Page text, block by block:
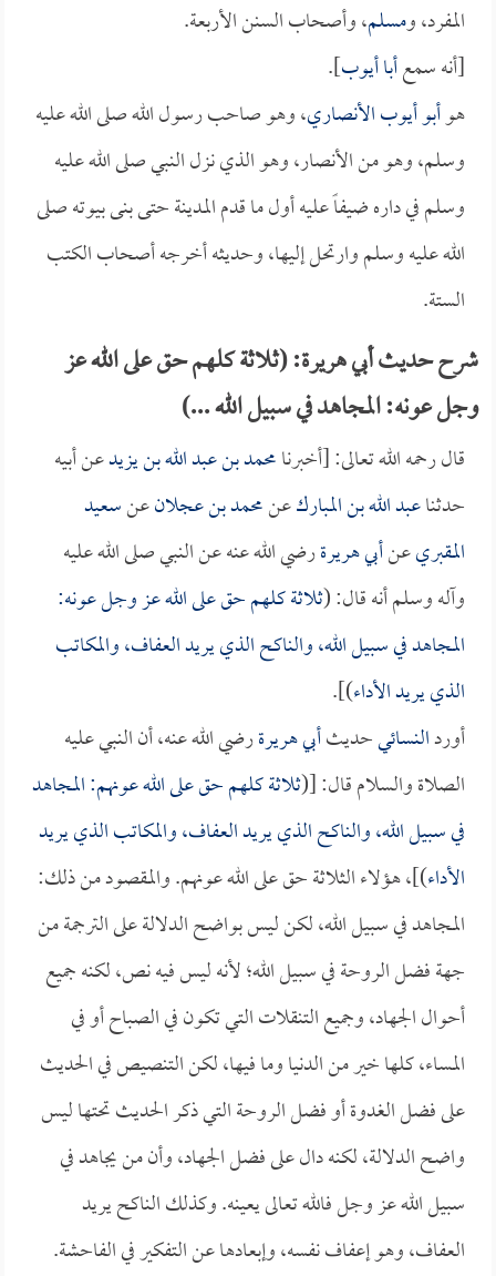
المفرد، ومسلم، وأصحاب السنن الأربعة.
[أنه سمعأبا أيوب].
هوأبو أيوب الأنصاري، وهو صاحب رسول الله صلى الله عليه
وسلم، وهو من الأنصار، وهو الذي نزل النبي صلى الله عليه
وسلم في داره ضيفاً عليه أول ما قدم المدينة حتى بنى بيوته صلى
الله عليه وسلم وارتحل إليها، وحديثه أخرجه أصحاب الكتب
الستة.
شرح حديث أبي هريرة: (ثلاثة كلهم حق على الله عز
وجل عونه: المجاهد في سبيل الله ...)
قال رحمه الله تعالى: [أخبرنامحمد بن عبد الله بن يزيدعن أبيه
حدثناعبد الله بن المباركعنمحمد بن عجلانعنسعيد
المقبريعنأبي هريرةرضي الله عنه عن النبي صلى الله عليه
وآله وسلم أنه قال: (ثلاثة كلهم حق على الله عز وجل عونه:
المجاهد في سبيل الله، والناكح الذي يريد العفاف، والمكاتب
الذي يريد الأداء)].
أوردالنسائيحديثأبي هريرةرضي الله عنه، أن النبي عليه
الصلاة والسلام قال: [(ثلاثة كلهم حق على الله عونهم: المجاهد
في سبيل الله، والناكح الذي يريد العفاف، والمكاتب الذي يريد
الأداء)]، هؤلاء الثلاثة حق على الله عونهم. والمقصود من ذلك:
المجاهد في سبيل الله، لكن ليس بواضح الدلالة على الترجمة من
جهة فضل الروحة في سبيل الله؛ لأنه ليس فيه نص، لكنه جميع
أحوال الجهاد، وجميع التنقلات التي تكون في الصباح أو في
المساء، كلها خير من الدنيا وما فيها، لكن التنصيص في الحديث
على فضل الغدوة أو فضل الروحة التي ذكر الحديث تحتها ليس
واضح الدلالة، لكنه دال على فضل الجهاد، وأن من يجاهد في
سبيل الله عز وجل فالله تعالى يعينه. وكذلك الناكح يريد
العفاف، وهو إعفاف نفسه، وإبعادها عن التفكير في الفاحشة.